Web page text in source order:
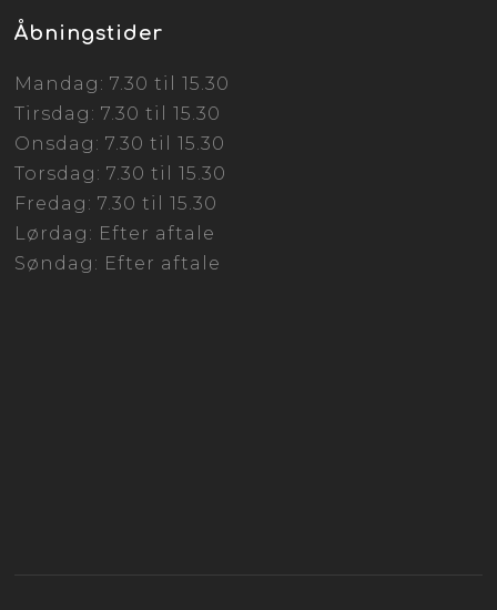
Åbningstider
Mandag: 7.30 til 15.30
Tirsdag: 7.30 til 15.30
Onsdag: 7.30 til 15.30
Torsdag: 7.30 til 15.30
Fredag: 7.30 til 15.30
Lørdag: Efter aftale
Søndag: Efter aftale​